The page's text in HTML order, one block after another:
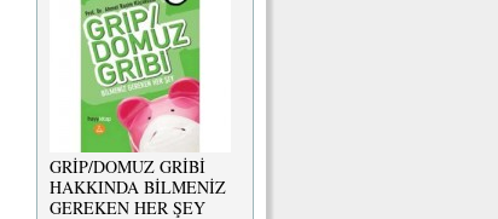
GRİP/DOMUZ GRİBİ
HAKKINDA BİLMENİZ
GEREKEN HER ŞEY